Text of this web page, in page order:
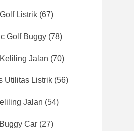
Listrik (67)
Golf Buggy (78)
Jalan (70)
Utilitas Listrik (56)
Jalan (54)
Car (27)